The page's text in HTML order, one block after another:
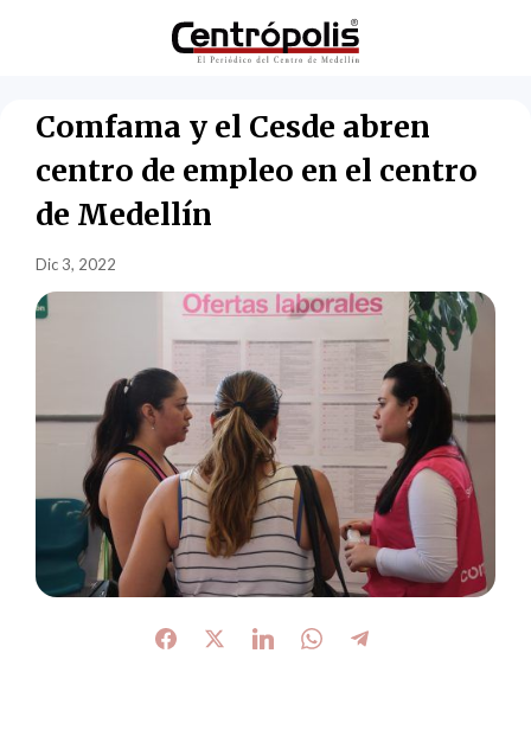
Comfama y el Cesde abren
centro de empleo en el centro
de Medellín
Dic 3, 2022